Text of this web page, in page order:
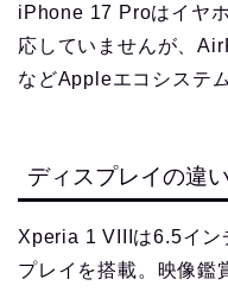
iPhone 17 Proはイヤ
応していませんが、
などAppleエコシステ
ディスプレイの違い
Xperia 1 VIIIは6.5イン
プレイを搭載。映像鑑